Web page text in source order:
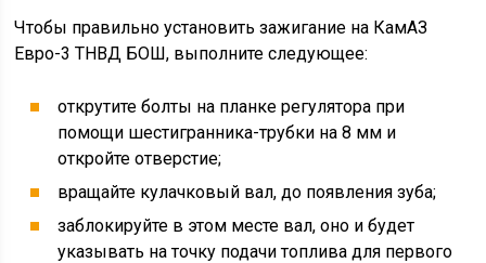
Чтобы правильно установить зажигание на КамАЗ
Евро-3 ТНВД БОШ, выполните следующее:
открутите болты на планке регулятора при
помощи шестигранника-трубки на 8 мм и
откройте отверстие;
вращайте кулачковый вал, до появления зуба;
заблокируйте в этом месте вал, оно и будет
указывать на точку подачи топлива для первого